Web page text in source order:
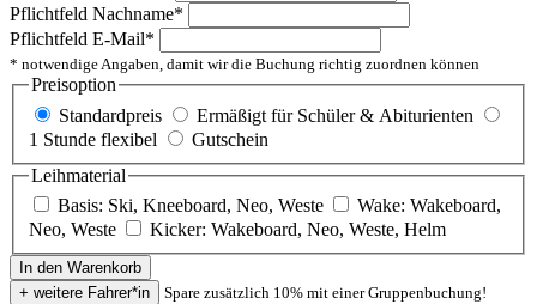
Pflichtfeld Nachname*
Pflichtfeld E-Mail*
* notwendige Angaben, damit wir die Buchung richtig zuordnen können
Preisoption
Standardpreis
Ermäßigt für Schüler & Abiturienten
1 Stunde flexibel
Gutschein
Leihmaterial
Basis: Ski, Kneeboard, Neo, Weste
Wake: Wakeboard,
Neo, Weste
Kicker: Wakeboard, Neo, Weste, Helm
Spare zusätzlich 10% mit einer Gruppenbuchung!